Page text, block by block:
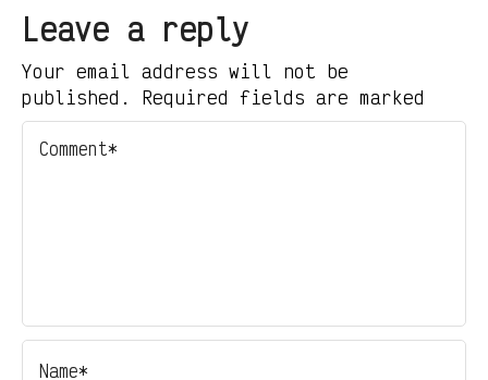
Leave a reply
Your email address will not be
published. Required fields are marked